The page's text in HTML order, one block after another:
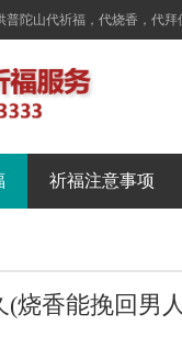
陀山代祈福，代烧香，代拜
祈福注意事项
(烧香能挽回男